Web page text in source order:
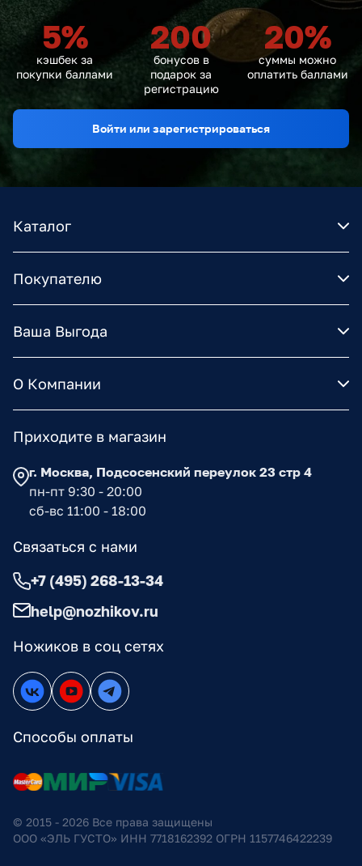
5%
кэшбек за
покупки баллами
200
бонусов в
подарок за
регистрацию
20%
суммы можно
оплатить баллами
Войти или зарегистрироваться
Каталог
Покупателю
Ваша Выгода
О Компании
Ножиков в соц сетях
Способы оплаты
Приходите в магазин
г. Москва, Подсосенский переулок 23 стр 4
пн-пт 9:30 - 20:00
сб-вс 11:00 - 18:00
Связаться с нами
+7 (495) 268-13-34
help@nozhikov.ru
© 2015 - 2026 Все права защищены
ООО «ЭЛЬ ГУСТО» ИНН 7718162392 ОГРН 1157746422239